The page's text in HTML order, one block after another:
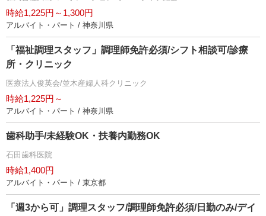
時給1,225円～1,300円
アルバイト・パート / 神奈川県
「福祉調理スタッフ」調理師免許必須/シフト相談可/診療
所・クリニック
医療法人俊英会/並木産婦人科クリニック
時給1,225円～
アルバイト・パート / 神奈川県
歯科助手/未経験OK・扶養内勤務OK
石田歯科医院
時給1,400円
アルバイト・パート / 東京都
「週3から可」調理スタッフ/調理師免許必須/日勤のみ/デイ